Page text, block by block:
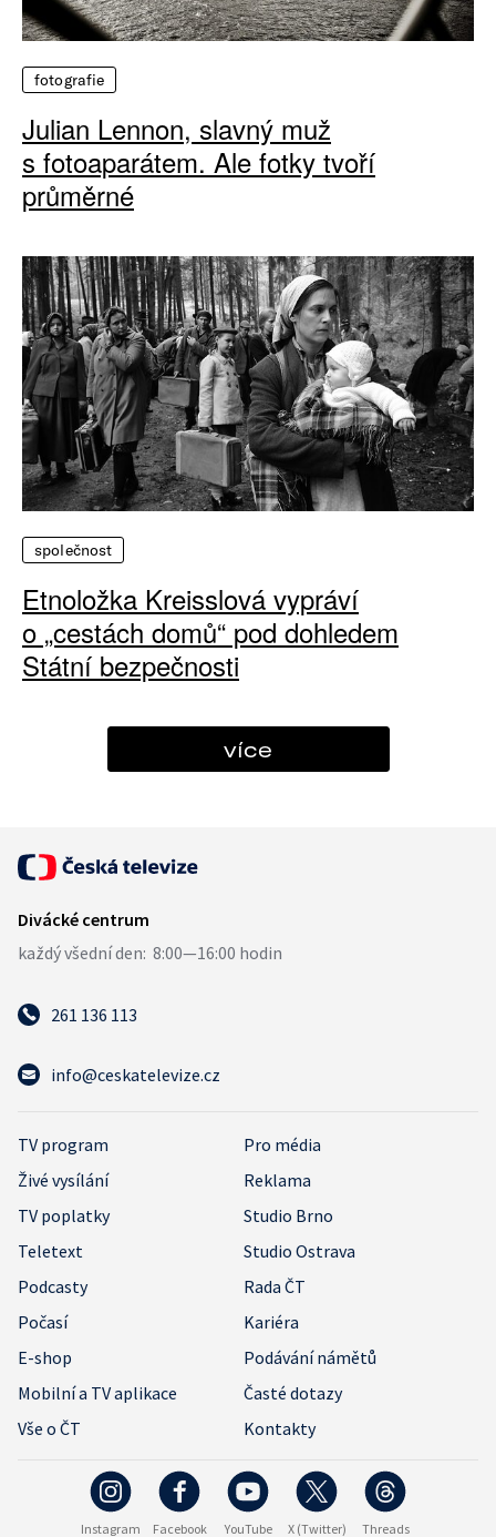
fotografie
Julian Lennon, slavný muž
s fotoaparátem. Ale fotky tvoří
průměrné
společnost
Etnoložka Kreisslová vypráví
o „cestách domů“ pod dohledem
Státní bezpečnosti
více
261 136 113
info@ceskatelevize.cz
TV program
Pro média
Živé vysílání
Reklama
TV poplatky
Studio Brno
Teletext
Studio Ostrava
Podcasty
Rada ČT
Počasí
Kariéra
E-shop
Podávání námětů
Mobilní a TV aplikace
Časté dotazy
Vše o ČT
Kontakty
Instagram Facebook YouTube X (Twitter) Threads